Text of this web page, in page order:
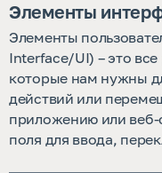
Элементы
Элементы
Interface/UI) – это
которые нам нужны
действий или
приложению или веб-
поля для ввода,